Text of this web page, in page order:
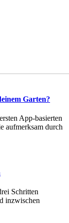
Garten?
App-basierten
aufmerksam durch
Schritten
inzwischen